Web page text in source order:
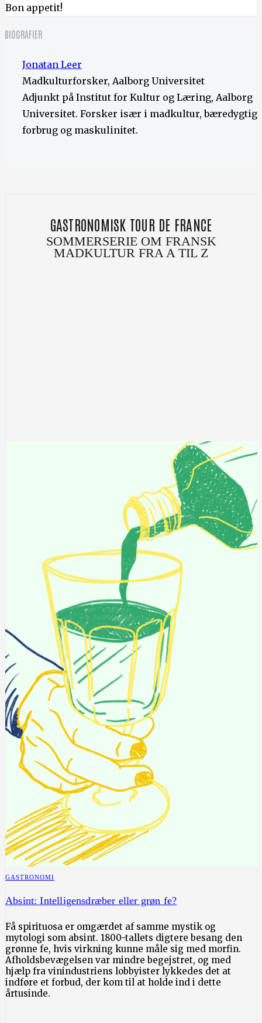
Bon appetit!
BIOGRAFIER
Jonatan Leer
Madkulturforsker, Aalborg Universitet
Adjunkt på Institut for Kultur og Læring, Aalborg
Universitet. Forsker især i madkultur, bæredygtigt
forbrug og maskulinitet.
GASTRONOMISK TOUR DE FRANCE
SOMMERSERIE OM FRANSK
MADKULTUR FRA A TIL Z
GASTRONOMI
Absint: Intelligensdræber eller grøn fe?
Få spirituosa er omgærdet af samme mystik og
mytologi som absint. 1800-tallets digtere besang den
grønne fe, hvis virkning kunne måle sig med morfin.
Afholdsbevægelsen var mindre begejstret, og med
hjælp fra vinindustriens lobbyister lykkedes det at
indføre et forbud, der kom til at holde ind i dette
årtusinde.